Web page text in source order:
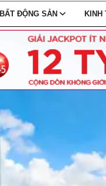
BẤT ĐỘNG SẢN